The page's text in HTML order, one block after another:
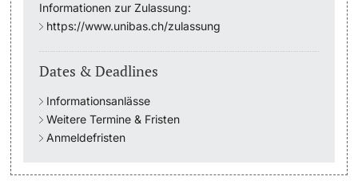
Advice & Support
Academic Advice
Student Advice Center
Funding
Informationen zur Zulassung:
https://www.unibas.ch/zulassung
Dates & Deadlines
Informationsanlässe
Weitere Termine & Fristen
Anmeldefristen